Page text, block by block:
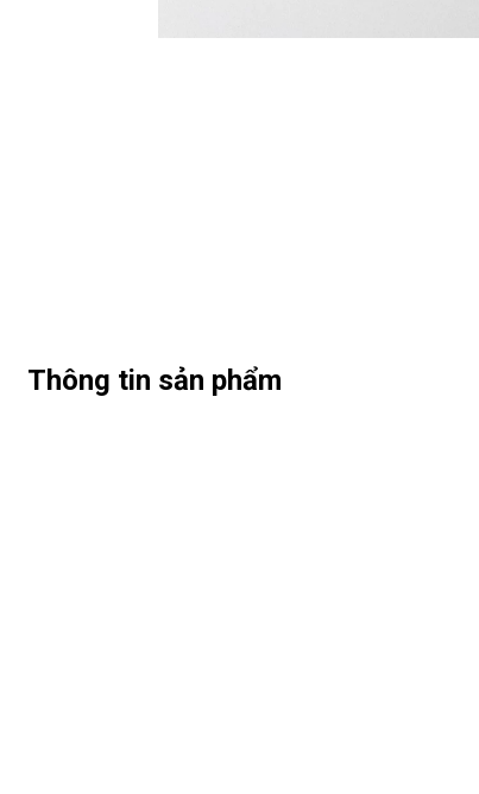
Thông tin sản phẩm